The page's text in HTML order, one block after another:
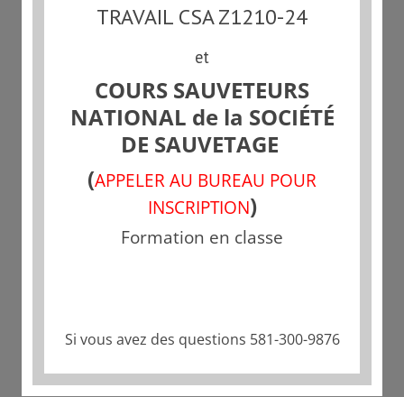
Statut actuel
NON-INSCRIT
Fermé
TRAVAIL CSA Z1210-24
et
COURS SAUVETEURS
NATIONAL de la SOCIÉTÉ
DE SAUVETAGE
(APPELER AU BUREAU POUR
INSCRIPTION)
Formation en classe
Si vous avez des questions 581-300-9876